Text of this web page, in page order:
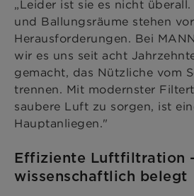
„Leider ist sie es nicht
und Ballungsräume stehen
Herausforderungen. Bei
wir es uns seit acht
gemacht, das Nützliche vom
trennen. Mit modernster
saubere Luft zu sorgen, ist
Hauptanliegen."
Effiziente Luftfiltration
wissenschaftlich belegt